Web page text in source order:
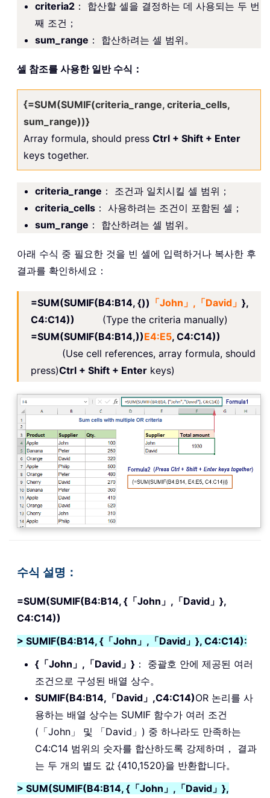
criteria2 ： 합산할 셀을 결정하는 데 사용되는 두 번
째 조건；
sum_range ： 합산하려는 셀 범위。
셀 참조를 사용한 일반 수식：
{=SUM(SUMIF(criteria_range, criteria_cells,
sum_range))}
Array formula, should press Ctrl + Shift + Enter
keys together.
criteria_range ： 조건과 일치시킬 셀 범위；
criteria_cells ： 사용하려는 조건이 포함된 셀；
sum_range ： 합산하려는 셀 범위。
아래 수식 중 필요한 것을 빈 셀에 입력하거나 복사한 후
결과를 확인하세요：
=SUM(SUMIF(B4:B14, {)) 「John」,「David」 },
C4:C14))
(Type the criteria manually)
=SUM(SUMIF(B4:B14,))E4:E5, C4:C14))
(Use cell references, array formula, should
press)Ctrl + Shift + Enter keys)
수식 설명：
=SUM(SUMIF(B4:B14, {「John」,「David」},
C4:C14))
> SUMIF(B4:B14, {「John」,「David」}, C4:C14):
{「John」,「David」} ： 중괄호 안에 제공된 여러
조건으로 구성된 배열 상수。
SUMIF(B4:B14,「David」,C4:C14)OR 논리를 사
용하는 배열 상수는 SUMIF 함수가 여러 조건
(「John」 및 「David」) 중 하나라도 만족하는
C4:C14 범위의 숫자를 합산하도록 강제하며， 결과
는 두 개의 별도 값 {410,1520}을 반환합니다。
> SUM(SUMIF(B4:B14, {「John」,「David」},